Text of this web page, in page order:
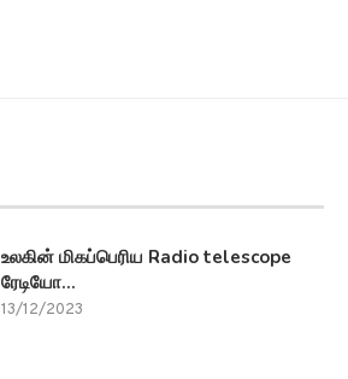
உலகின் மிகப்பெரிய Radio telescope
ரேடியோ...
13/12/2023